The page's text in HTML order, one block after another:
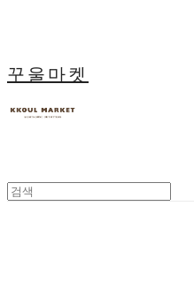
꾸울마켓